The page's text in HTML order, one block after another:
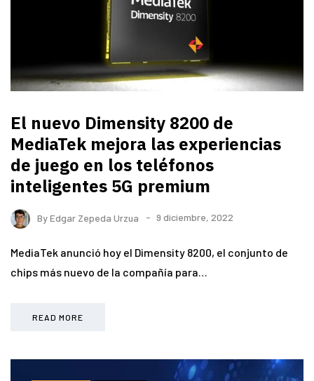
El nuevo Dimensity 8200 de
MediaTek mejora las experiencias
de juego en los teléfonos
inteligentes 5G premium
ByEdgar Zepeda Urzua 9 diciembre, 2022
MediaTek anunció hoy el Dimensity 8200, el conjunto de
chips más nuevo de la compañía para…
READ MORE